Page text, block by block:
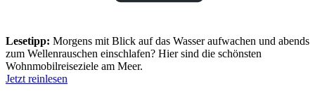
Lesetipp: Morgens mit Blick auf das Wasser aufwachen und abends
zum Wellenrauschen einschlafen? Hier sind die schönsten
Wohnmobilreiseziele am Meer.
Jetzt reinlesen